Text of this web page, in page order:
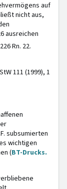
auf
nicht aus,
ausreichen
Rn. 22.
111 (1999), 1
subsumierten
wichtigen
(BT-Drucks.